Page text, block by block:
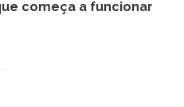
começa a funcionar